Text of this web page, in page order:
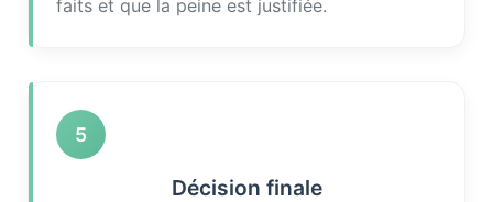
faits et que la peine est justifiée.
5
Décision finale